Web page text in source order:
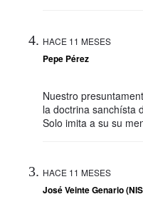
HACE 11 MESES
Pepe Pérez
Nuestro
la doctrina sanchísta
Solo imita a su su
HACE 11 MESES
José Veinte Genario